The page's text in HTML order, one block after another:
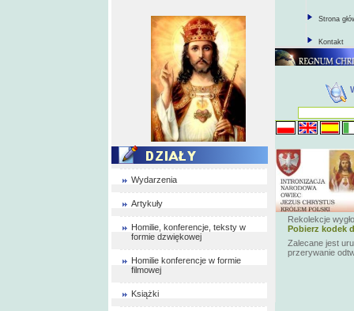
Wydarzenia
Artykuły
Homilie, konferencje, teksty w
formie dzwiękowej
Homilie konferencje w formie
filmowej
Książki
Strona
Kontakt
Rekolekcje
Pobierz kodek
Zalecane jest
przerywanie